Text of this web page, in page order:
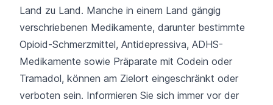
Land zu Land. Manche in einem Land gängig
verschriebenen Medikamente, darunter bestimmte
Opioid-Schmerzmittel, Antidepressiva, ADHS-
Medikamente sowie Präparate mit Codein oder
Tramadol, können am Zielort eingeschränkt oder
verboten sein. Informieren Sie sich immer vor der